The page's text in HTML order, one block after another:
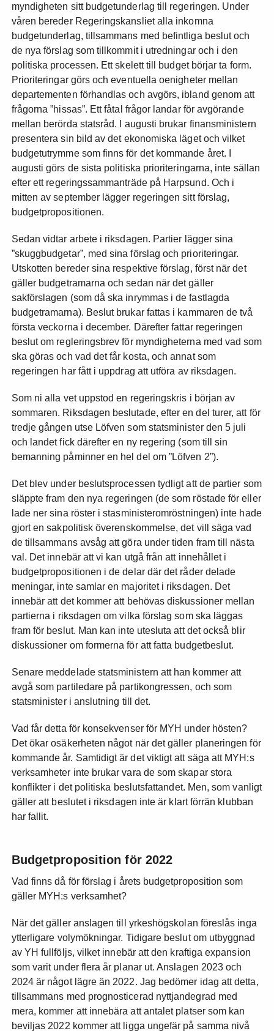
myndigheten sitt budgetunderlag till regeringen. Under
våren bereder Regeringskansliet alla inkomna
budgetunderlag, tillsammans med befintliga beslut och
de nya förslag som tillkommit i utredningar och i den
politiska processen. Ett skelett till budget börjar ta form.
Prioriteringar görs och eventuella oenigheter mellan
departementen förhandlas och avgörs, ibland genom att
frågorna ”hissas”. Ett fåtal frågor landar för avgörande
mellan berörda statsråd. I augusti brukar finansministern
presentera sin bild av det ekonomiska läget och vilket
budgetutrymme som finns för det kommande året. I
augusti görs de sista politiska prioriteringarna, inte sällan
efter ett regeringssammanträde på Harpsund. Och i
mitten av september lägger regeringen sitt förslag,
budgetpropositionen.
Sedan vidtar arbete i riksdagen. Partier lägger sina
”skuggbudgetar”, med sina förslag och prioriteringar.
Utskotten bereder sina respektive förslag, först när det
gäller budgetramarna och sedan när det gäller
sakförslagen (som då ska inrymmas i de fastlagda
budgetramarna). Beslut brukar fattas i kammaren de två
första veckorna i december. Därefter fattar regeringen
beslut om regleringsbrev för myndigheterna med vad som
ska göras och vad det får kosta, och annat som
regeringen har fått i uppdrag att utföra av riksdagen.
Som ni alla vet uppstod en regeringskris i början av
sommaren. Riksdagen beslutade, efter en del turer, att för
tredje gången utse Löfven som statsminister den 5 juli
och landet fick därefter en ny regering (som till sin
bemanning påminner en hel del om ”Löfven 2”).
Det blev under beslutsprocessen tydligt att de partier som
släppte fram den nya regeringen (de som röstade för eller
lade ner sina röster i stasministeromröstningen) inte hade
gjort en sakpolitisk överenskommelse, det vill säga vad
de tillsammans avsåg att göra under tiden fram till nästa
val. Det innebär att vi kan utgå från att innehållet i
budgetpropositionen i de delar där det råder delade
meningar, inte samlar en majoritet i riksdagen. Det
innebär att det kommer att behövas diskussioner mellan
partierna i riksdagen om vilka förslag som ska läggas
fram för beslut. Man kan inte utesluta att det också blir
diskussioner om formerna för att fatta budgetbeslut.
Senare meddelade statsministern att han kommer att
avgå som partiledare på partikongressen, och som
statsminister i anslutning till det.
Vad får detta för konsekvenser för MYH under hösten?
Det ökar osäkerheten något när det gäller planeringen för
kommande år. Samtidigt är det viktigt att säga att MYH:s
verksamheter inte brukar vara de som skapar stora
konflikter i det politiska beslutsfattandet. Men, som vanligt
gäller att beslutet i riksdagen inte är klart förrän klubban
har fallit.
Budgetproposition för 2022
Vad finns då för förslag i årets budgetproposition som
gäller MYH:s verksamhet?
När det gäller anslagen till yrkeshögskolan föreslås inga
ytterligare volymökningar. Tidigare beslut om utbyggnad
av YH fullföljs, vilket innebär att den kraftiga expansion
som varit under flera år planar ut. Anslagen 2023 och
2024 är något lägre än 2022. Jag bedömer idag att detta,
tillsammans med prognosticerad nyttjandegrad med
mera, kommer att innebära att antalet platser som kan
beviljas 2022 kommer att ligga ungefär på samma nivå